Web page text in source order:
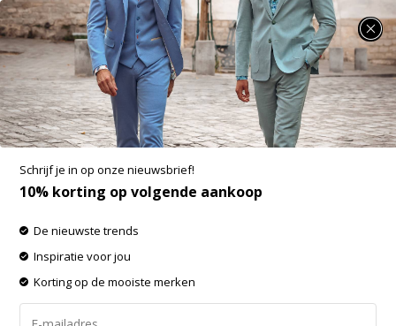
SUMMER SALE: 25% t/m 50% korting op heel veel zomerse items!
District Indigo T-shirt Crewneck Off White
(7.51.525.525 - 008)
Aan verlanglijst toevoegen
Schrijf je in op onze nieuwsbrief!
10% korting op volgende aankoop
De nieuwste trends
Inspiratie voor jou
Korting op de mooiste merken